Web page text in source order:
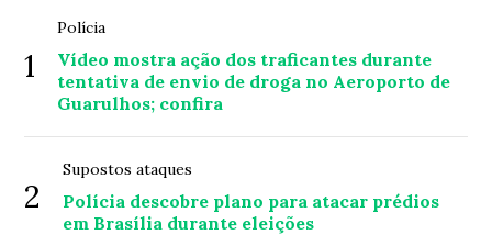
1
Polícia
Vídeo mostra ação dos traficantes durante
tentativa de envio de droga no Aeroporto de
Guarulhos; confira
2
Supostos ataques
Polícia descobre plano para atacar prédios
em Brasília durante eleições